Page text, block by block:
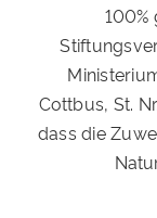
100%
Cottbus, St.
dass die